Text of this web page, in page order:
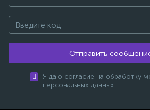
Отправить
Я даю согласие на обработку
персональных данных